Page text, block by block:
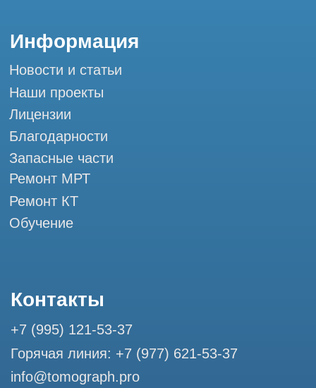
Мы в социальных сетях
право воспользоваться статьей 146 УК РФ при нарушении
авторских и смежных прав. Вся информация,
является публичной офертой, определяемой положениями
Статьи 437 (2) Гражданского кодекса РФ.
Продолжая работу с сайтом, вы даете согласие на
использование сайтом cookies и обработку персональных
данных в целях функционирования сайта, проведения
ретаргетинга, статистических исследований, улучшения
Профессиональный сервис МРТ и КТ
1227700720532
105082, г. Москва, ул. Большая Почтовая 36 с 6, офис 202-
Разработка сайта